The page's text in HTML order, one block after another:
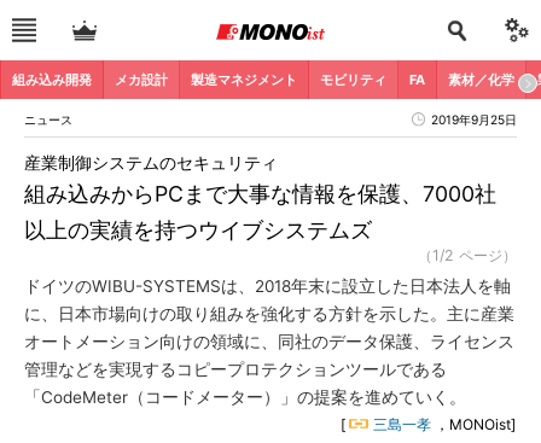
組み込み開発 メカ設計 製造マネジメント モビリティ FA 素材／化学
ニュース 2019年9月25日
組み込みからPCまで大事な情報を保護、7000社
以上の実績を持つウイブシステムズ
産業制御システムのセキュリティ
（1/2 ページ）
ドイツのWIBU-SYSTEMSは、2018年末に設立した日本法人を軸
に、日本市場向けの取り組みを強化する方針を示した。主に産業
オートメーション向けの領域に、同社のデータ保護、ライセンス
管理などを実現するコピープロテクションツールである
「CodeMeter（コードメーター）」の提案を進めていく。
[ 三島一孝 ，MONOist]